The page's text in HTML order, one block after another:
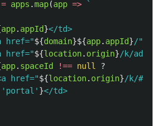
= apps .map(app =>
`
app. appId}</td>
href="
${domain}${app. appId}/">
href="
${location. origin}/k/
app. spaceId !== null
?
href="${location. origin}/k/#/
' portal ' }</td>